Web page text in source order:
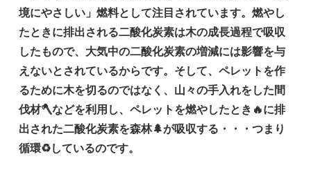
境にやさしい」燃料として注目されています。燃やし
たときに排出される二酸化炭素は木の成長過程で吸収
したもので、大気中の二酸化炭素の増減には影響を与
えないとされているからです。そして、ペレットを作
るために木を切るのではなく、山々の手入れをした間
伐材🪓などを利用し、ペレットを燃やしたとき🔥に排
出された二酸化炭素を森林🌲が吸収する・・・つまり
循環♻しているのです。